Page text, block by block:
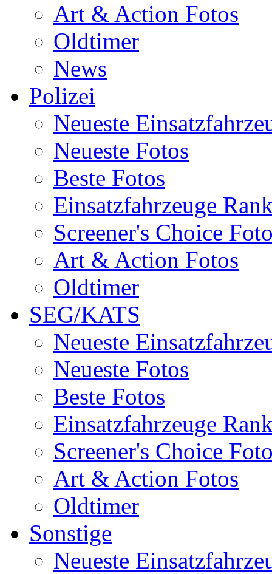
Art & Action Fotos
Oldtimer
News
Polizei
Neueste
Neueste Fotos
Beste Fotos
Einsatzfahrzeuge
Screener's Choice
Art & Action Fotos
Oldtimer
SEG/KATS
Neueste
Neueste Fotos
Beste Fotos
Einsatzfahrzeuge
Screener's Choice
Art & Action Fotos
Oldtimer
Sonstige
Neueste